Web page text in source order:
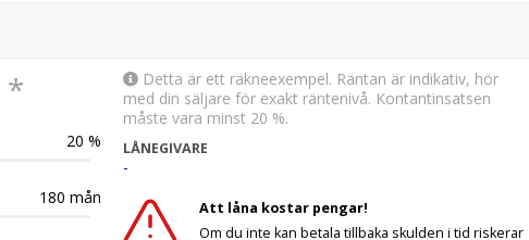
*
20 %
180 mån
Detta är ett räkneexempel. Räntan är indikativ, hör
med din säljare för exakt räntenivå. Kontantinsatsen
måste vara minst 20 %.
LÅNEGIVARE
-
Att låna kostar pengar!
Om du inte kan betala tillbaka skulden i tid riskerar